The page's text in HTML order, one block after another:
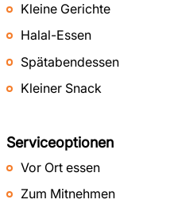
Kleine Gerichte
Halal-Essen
Spätabendessen
Kleiner Snack
Serviceoptionen
Vor Ort essen
Zum Mitnehmen